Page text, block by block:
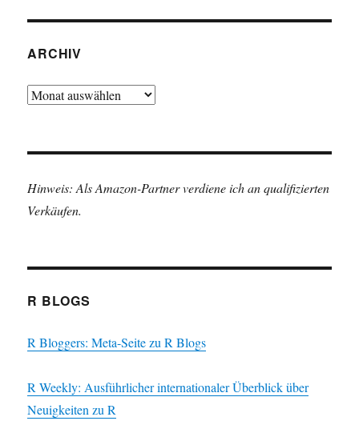
ARCHIV
Archiv
Hinweis: Als Amazon-Partner verdiene ich an qualifizierten
Verkäufen.
R BLOGS
R Bloggers: Meta-Seite zu R Blogs
R Weekly: Ausführlicher internationaler Überblick über
Neuigkeiten zu R